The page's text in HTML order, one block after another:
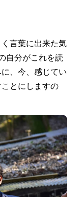
言葉に出来た気
自分がこれを読
、今、感じてい
とにしますの